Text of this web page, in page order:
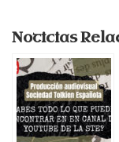
Noticias